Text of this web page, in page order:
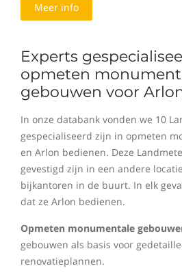
Meer info
Experts
opmeten
gebouwen voor
In onze databank vonden we 10
gespecialiseerd zijn in opmeten
en Arlon bedienen. Deze
gevestigd zijn in een andere
bijkantoren in de buurt. In elk
dat ze Arlon bedienen.
Opmeten monumentale
gebouwen als basis voor
renovatieplannen.